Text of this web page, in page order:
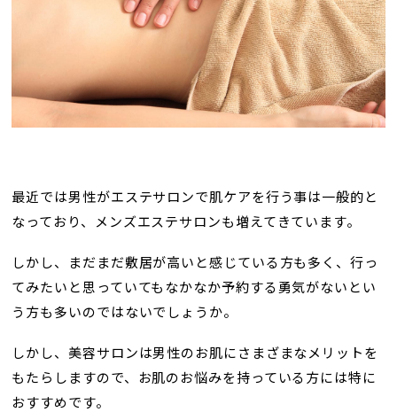
最近では男性がエステサロンで肌ケアを行う事は一般的と
なっており、メンズエステサロンも増えてきています。
しかし、まだまだ敷居が高いと感じている方も多く、行っ
てみたいと思っていてもなかなか予約する勇気がないとい
う方も多いのではないでしょうか。
しかし、美容サロンは男性のお肌にさまざまなメリットを
もたらしますので、お肌のお悩みを持っている方には特に
おすすめです。